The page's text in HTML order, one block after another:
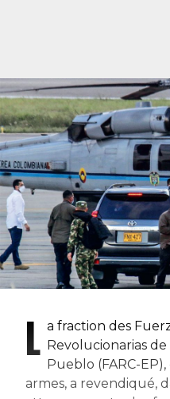
L a fraction des
Revolucionarias de
Pueblo (FARC-
armes, a revendiqué,